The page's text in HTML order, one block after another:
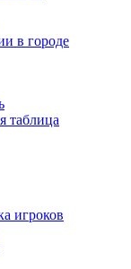
в городе
таблица
игроков